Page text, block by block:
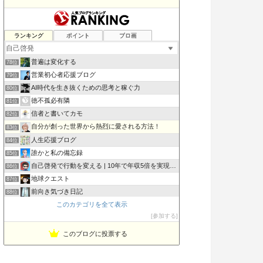
ランキング ポイント ブロ画
76位 マルマルライフ| やりたいこと中心のライフスタイル
77位 今日の「いのちのパン」
78位 普遍は変化する
79位 営業初心者応援ブログ
80位 AI時代を生き抜くための思考と稼ぐ力
81位 徳不孤必有隣
82位 信者と書いてカモ
83位 自分が創った世界から熱烈に愛される方法！
84位 人生応援ブログ
85位 誰かと私の備忘録
86位 自己啓発で行動を変える | 10年で年収5倍を実現した方法
87位 地球クエスト
88位 前向き気づき日記
まるのモノマニア｜MONO LOVE!
このカテゴリを全て表示
参加する
このブログに投票する